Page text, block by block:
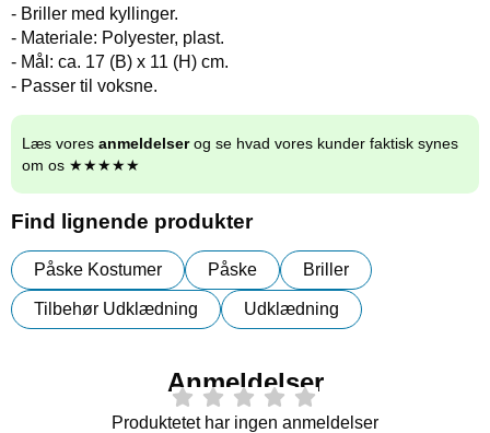
- Briller med kyllinger.
- Materiale: Polyester, plast.
- Mål: ca. 17 (B) x 11 (H) cm.
- Passer til voksne.
Læs vores anmeldelserog se hvad vores kunder faktisk synes
om os ★★★★★
Find lignende produkter
Påske Kostumer Påske Briller
Tilbehør Udklædning Udklædning
Anmeldelser
Produktetet har ingen anmeldelser